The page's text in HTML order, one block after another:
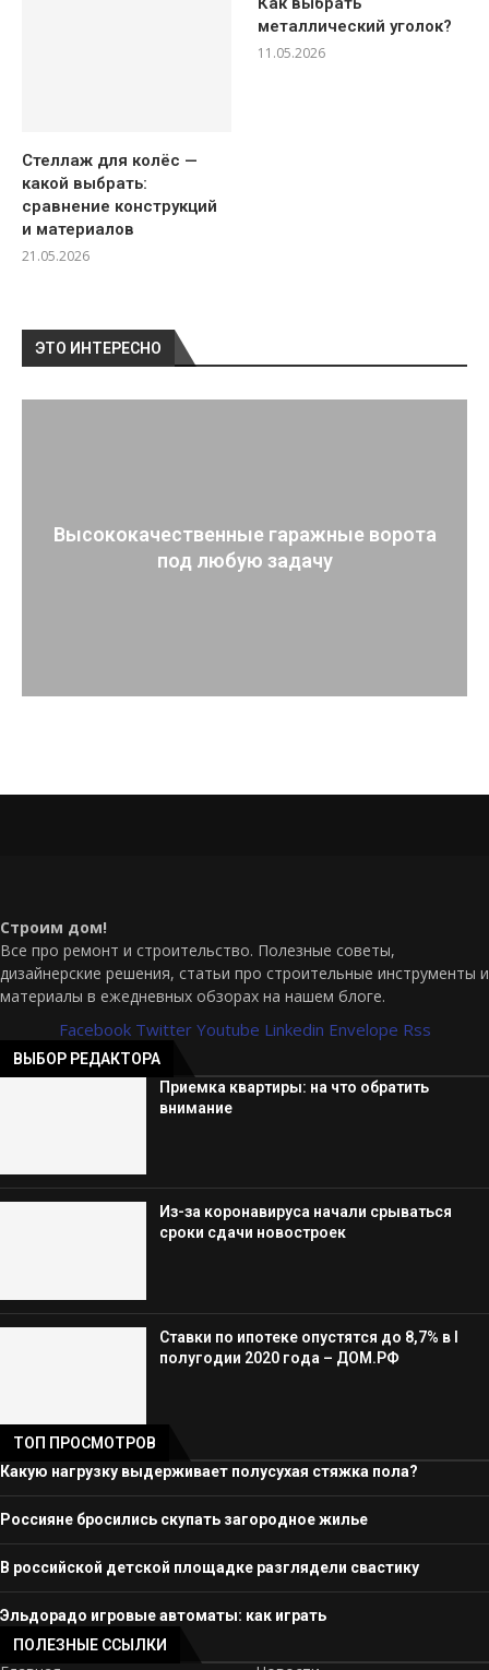
Стеллаж для колёс —
какой выбрать:
сравнение конструкций
и материалов
21.05.2026
металлический уголок?
11.05.2026
ЭТО ИНТЕРЕСНО
Высококачественные гаражные ворота
под любую задачу
Строим дом!
Все про ремонт и строительство. Полезные советы,
дизайнерские решения, статьи про строительные инструменты и
материалы в ежедневных обзорах на нашем блоге.
Facebook Twitter Youtube Linkedin Envelope Rss
ВЫБОР РЕДАКТОРА
Приемка квартиры: на что обратить
внимание
Из-за коронавируса начали срываться
сроки сдачи новостроек
Ставки по ипотеке опустятся до 8,7% в I
полугодии 2020 года – ДОМ.РФ
ТОП ПРОСМОТРОВ
Какую нагрузку выдерживает полусухая стяжка пола?
Россияне бросились скупать загородное жилье
В российской детской площадке разглядели свастику
Эльдорадо игровые автоматы: как играть
ПОЛЕЗНЫЕ ССЫЛКИ